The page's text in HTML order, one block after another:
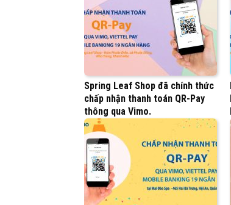
Spring Leaf Shop đã chính thức
chấp nhận thanh toán QR-Pay
thông qua Vimo.